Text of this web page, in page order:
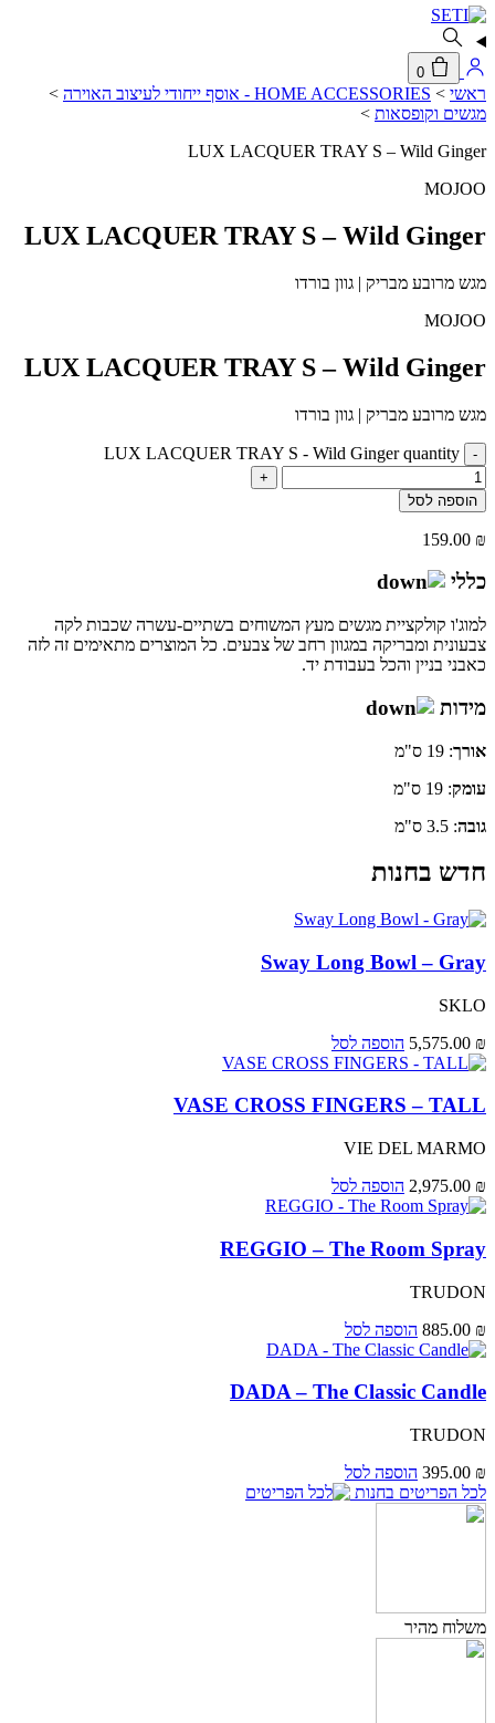
0
ראשי > HOME ACCESSORIES - אוסף ייחודי לעיצוב האוירה
>
מגשים וקופסאות >
LUX LACQUER TRAY S – Wild Ginger
MOJOO
LUX LACQUER TRAY S – Wild Ginger
מגש מרובע מבריק | גוון בורדו
MOJOO
LUX LACQUER TRAY S – Wild Ginger
מגש מרובע מבריק | גוון בורדו
-
LUX LACQUER TRAY S - Wild Ginger quantity
+
הוספה לסל
159.00 ₪
כללי
למוג'ו קולקציית מגשים מעץ המשוחים בשתיים-עשרה שכבות לקה
צבעונית ומבריקה במגוון רחב של צבעים. כל המוצרים מתאימים זה לזה
כאבני בניין והכל בעבודת יד.
מידות
אורך: 19 ס"מ
עומק: 19 ס"מ
גובה: 3.5 ס"מ
חדש בחנות
Sway Long Bowl – Gray
SKLO
5,575.00 ₪ הוספה לסל
VASE CROSS FINGERS – TALL
VIE DEL MARMO
2,975.00 ₪ הוספה לסל
REGGIO – The Room Spray
TRUDON
885.00 ₪ הוספה לסל
DADA – The Classic Candle
TRUDON
395.00 ₪
הוספה לסל
לכל הפריטים בחנות
משלוח מהיר